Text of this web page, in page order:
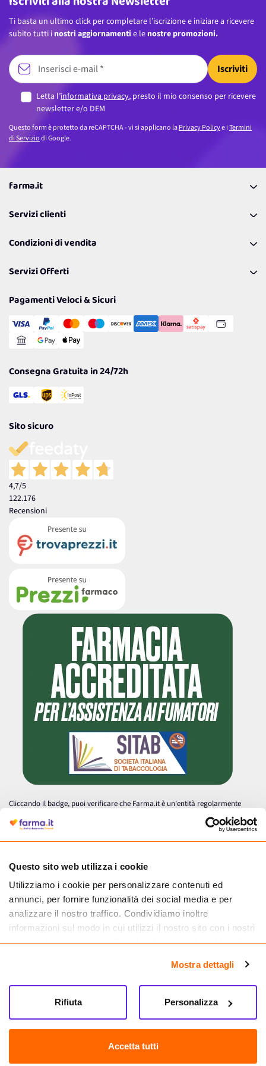
Questo sito web utilizza i cookie
Utilizziamo i cookie per personalizzare contenuti ed
annunci, per fornire funzionalità dei social media e per
analizzare il nostro traffico. Condividiamo inoltre
informazioni sul modo in cui utilizzi il nostro sito con i nostri
partner che si occupano di analisi dei dati web, pubblicità e
informazioni che hai fornito loro o che hanno raccolto dal
tuo utilizzo dei loro servizi.
Mostra dettagli
Accetta tutti
Personalizza
Rifiuta
Ti basta un ultimo click per completare l’iscrizione e iniziare a ricevere
subito tutti i nostri aggiornamenti e le nostre promozioni.
Iscriviti
Letta l’informativa privacy, presto il mio consenso per ricevere
newsletter e/o DEM
Questo form è protetto da reCAPTCHA - vi si applicano laPrivacy Policye iTermini
di Serviziodi Google.
farma.it
Coupon
Lavora con noi
Politiche per la parità di genere
Servizi clienti
Richiamami
Resi
Condizioni di vendita
Spedizioni
Cookie Policy
Gestisci Cookie
Servizi Offerti
Reso Facile e Veloce
Pagamenti Veloci & Sicuri
Consegna Gratuita in 24/72h
Sito sicuro
4,7/5
122.176
Recensioni
Cliccando il badge, puoi verificare che Farma.it è un'entità regolarmente
autorizzata dal Ministero della Salute a effettuare la vendita online di
medicinali.
Farma.it S.a.s. P. IVA 07417261216 REA: NA-884088
CREDITS
Sede legale Via delle Repubbliche Marinare 128, 80147 Napoli